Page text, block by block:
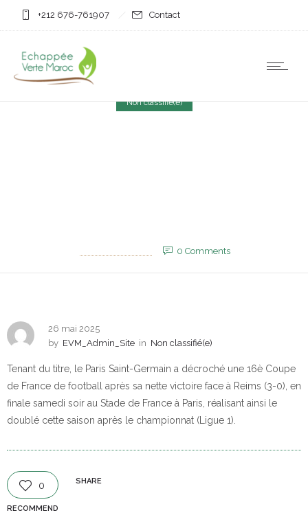
+212 676-761907 Contact
Non classifié(e)
0 Comments
26 mai 2025
by EVM_Admin_Site in Non classifié(e)
Tenant du titre, le Paris Saint-Germain a décroché une 16è Coupe
de France de football après sa nette victoire face à Reims (3-0), en
finale samedi soir au Stade de France à Paris, réalisant ainsi le
doublé cette saison après le championnat (Ligue 1).
0
RECOMMEND
SHARE